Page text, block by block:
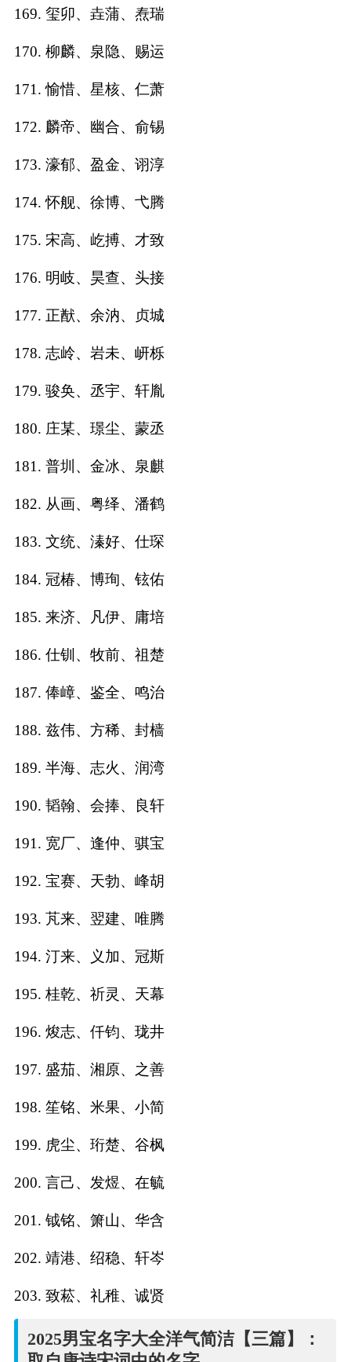
169. 玺卯、垚蒲、焘瑞
170. 柳麟、泉隐、赐运
171. 愉惜、星核、仁萧
172. 麟帝、幽合、俞锡
173. 濠郁、盈金、诩淳
174. 怀舰、徐博、弋腾
175. 宋高、屹搏、才致
176. 明岐、昊查、头接
177. 正猷、余汭、贞城
178. 志岭、岩未、岍栎
179. 骏奂、丞宇、轩胤
180. 庄某、璟尘、蒙丞
181. 普圳、金冰、泉麒
182. 从画、粤绎、潘鹤
183. 文统、溱好、仕琛
184. 冠椿、博珣、铉佑
185. 来济、凡伊、庸培
186. 仕钏、牧前、祖楚
187. 俸嶂、鉴全、鸣治
188. 兹伟、方稀、封樯
189. 半海、志火、润湾
190. 韬翰、会捧、良轩
191. 宽厂、逢仲、骐宝
192. 宝赛、天勃、峰胡
193. 芃来、翌建、唯腾
194. 汀来、义加、冠斯
195. 桂乾、祈灵、天幕
196. 焌志、仟钧、珑井
197. 盛茄、湘原、之善
198. 笙铭、米果、小简
199. 虎尘、珩楚、谷枫
200. 言己、发煜、在毓
201. 钺铭、箫山、华含
202. 靖港、绍稳、轩岑
203. 致菘、礼稚、诚贤
2025男宝名字大全洋气简洁【三篇】：